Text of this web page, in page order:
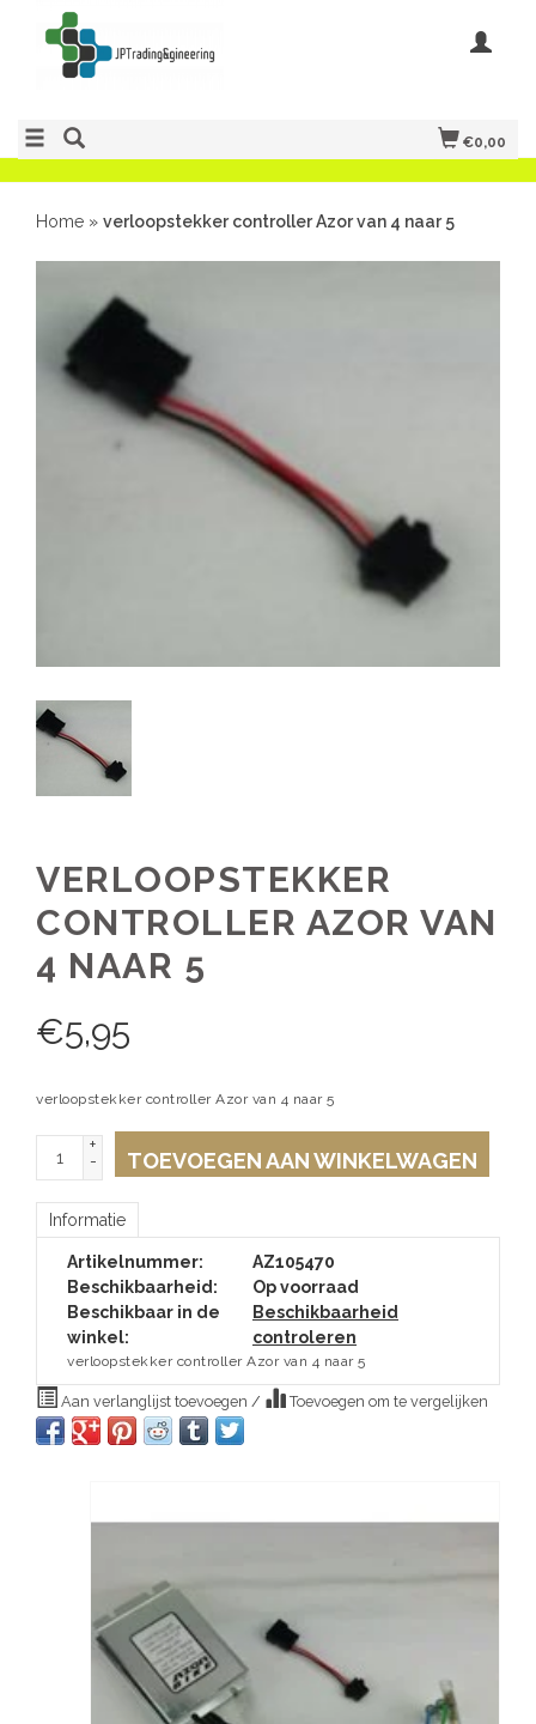
€0,00
Home » verloopstekker controller Azor van 4 naar 5
VERLOOPSTEKKER
CONTROLLER AZOR VAN
4 NAAR 5
€5,95
verloopstekker controller Azor van 4 naar 5
+
-
TOEVOEGEN AAN WINKELWAGEN
Informatie
Artikelnummer:
AZ105470
Beschikbaarheid:
Op voorraad
Beschikbaar in de
winkel:
Beschikbaarheid
controleren
verloopstekker controller Azor van 4 naar 5
Aan verlanglijst toevoegen / Toevoegen om te vergelijken